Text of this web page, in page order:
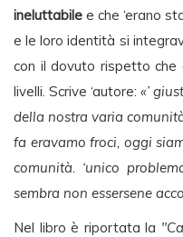
ineluttabile e che ‘erano
e le loro identità si
con il dovuto rispetto
livelli. Scrive ‘autore: «’
della nostra varia
fa eravamo froci, oggi
comunità. ‘unico
sembra non essersene
Nel libro è riportata la